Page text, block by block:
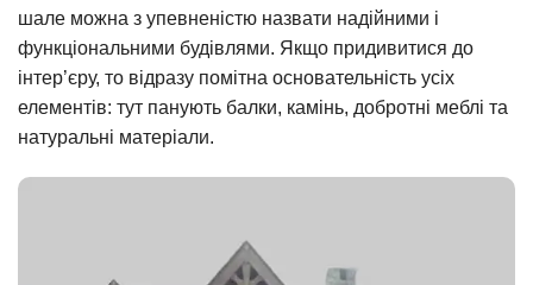
шале можна з упевненістю назвати надійними і
функціональними будівлями. Якщо придивитися до
інтер’єру, то відразу помітна основательність усіх
елементів: тут панують балки, камінь, добротні меблі та
натуральні матеріали.